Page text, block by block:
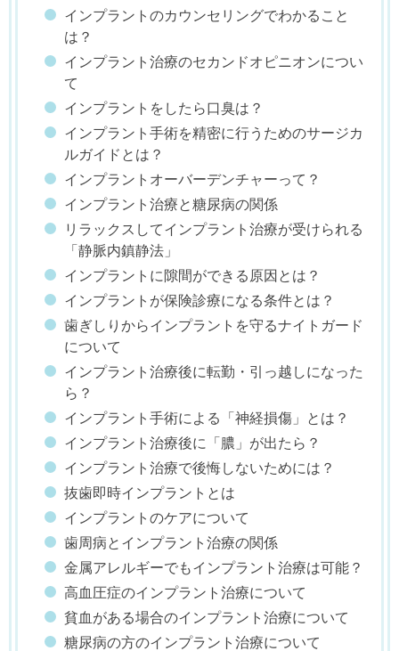
インプラントのカウンセリングでわかること
は？
インプラント治療のセカンドオピニオンについ
て
インプラントをしたら口臭は？
インプラント手術を精密に行うためのサージカ
ルガイドとは？
インプラントオーバーデンチャーって？
インプラント治療と糖尿病の関係
リラックスしてインプラント治療が受けられる
「静脈内鎮静法」
インプラントに隙間ができる原因とは？
インプラントが保険診療になる条件とは？
歯ぎしりからインプラントを守るナイトガード
について
インプラント治療後に転勤・引っ越しになった
ら？
インプラント手術による「神経損傷」とは？
インプラント治療後に「膿」が出たら？
インプラント治療で後悔しないためには？
抜歯即時インプラントとは
インプラントのケアについて
歯周病とインプラント治療の関係
金属アレルギーでもインプラント治療は可能？
高血圧症のインプラント治療について
貧血がある場合のインプラント治療について
糖尿病の方のインプラント治療について